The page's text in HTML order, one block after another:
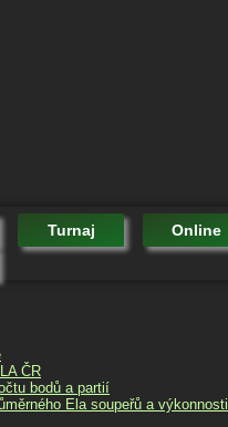
Turnaj Online
ČR
bodů a partií
Ela soupeřů a výkonnosti